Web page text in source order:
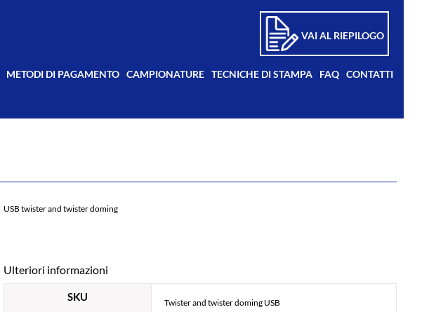
VAI AL RIEPILOGO
METODI DI PAGAMENTO CAMPIONATURE TECNICHE DI STAMPA FAQ CONTATTI
USB twister and twister doming
Ulteriori informazioni
SKU Twister and twister doming USB